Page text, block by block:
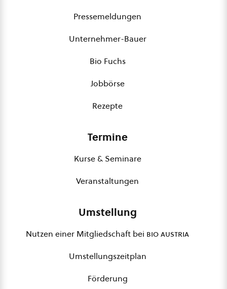
Pressemeldungen
Unternehmer-Bauer
Bio Fuchs
Jobbörse
Rezepte
Termine
Kurse & Seminare
Veranstaltungen
Umstellung
Nutzen einer Mitgliedschaft bei bio austria
Umstellungszeitplan
Förderung